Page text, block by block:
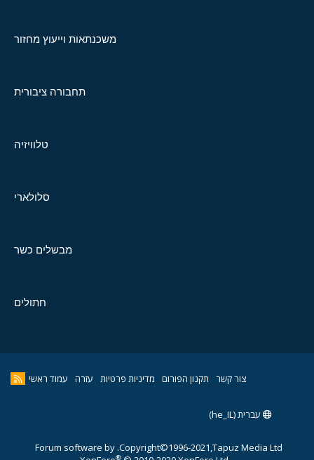
משכנתאות וייעוץ מחזור
תחבורה ציבורית
טלוויזיה
סלולארי
מבשלים כשר
חתולים
צור קשר תקנון הפורום מדיניות פרטיות עזרה עמוד ראשי
עברית (he_IL)
Copyright©1996-2021,Tapuz Media Ltd.
Forum software by
®